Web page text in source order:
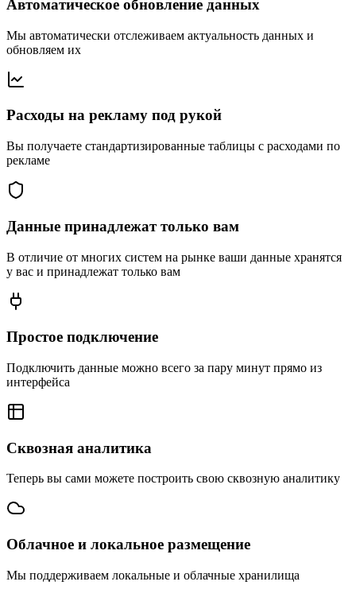
Автоматическое обновление данных
Мы автоматически отслеживаем актуальность данных и
обновляем их
Расходы на рекламу под рукой
Вы получаете стандартизированные таблицы с расходами по
рекламе
Данные принадлежат только вам
В отличие от многих систем на рынке ваши данные хранятся
у вас и принадлежат только вам
Простое подключение
Подключить данные можно всего за пару минут прямо из
интерфейса
Сквозная аналитика
Теперь вы сами можете построить свою сквозную аналитику
Облачное и локальное размещение
Мы поддерживаем локальные и облачные хранилища